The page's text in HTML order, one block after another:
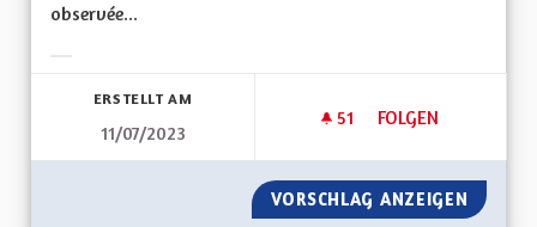
observée...
ERSTELLT AM
11/07/2023
51 51 FOLLOWER
FOLGEN
ALSACE
VORSCHLAG ANZEIGEN